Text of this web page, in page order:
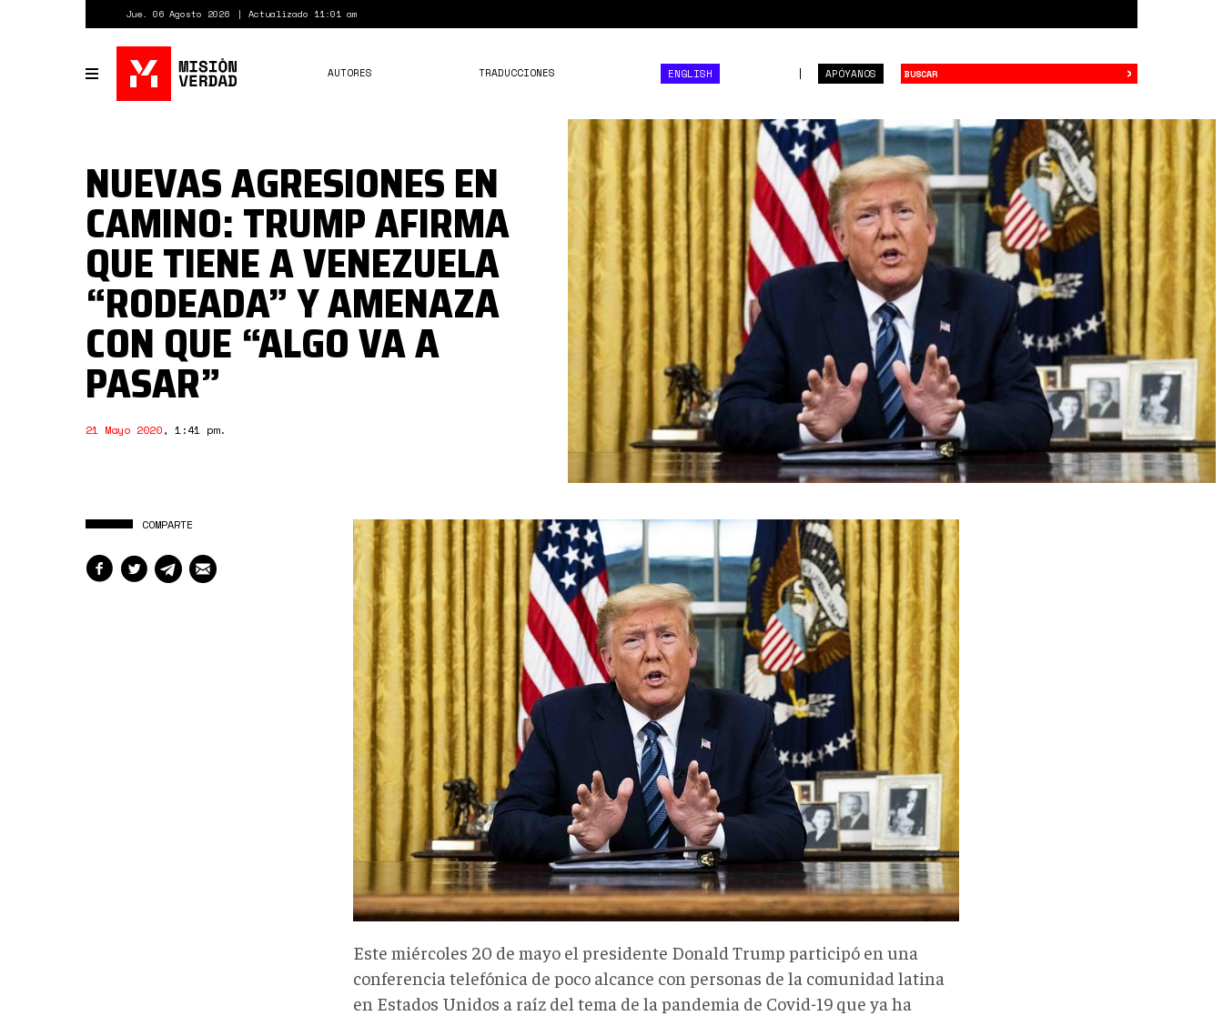
Jue. 06 Agosto 2026 Actualizado 11:01 am
Toggle
navigation
APÓYANOS
AUTORES TRADUCCIONES ENGLISH ›
1*sTq-
EVpc2cdfU5FDq7R92Q.jpeg
NUEVAS AGRESIONES EN
CAMINO: TRUMP AFIRMA
QUE TIENE A VENEZUELA
“RODEADA” Y AMENAZA
CON QUE “ALGO VA A
PASAR”
21 Mayo 2020, 1:41 pm.
COMPARTE
Este miércoles 20 de mayo el presidente Donald Trump participó en una
conferencia telefónica de poco alcance con personas de la comunidad latina
en Estados Unidos a raíz del tema de la pandemia de Covid-19 que ya ha